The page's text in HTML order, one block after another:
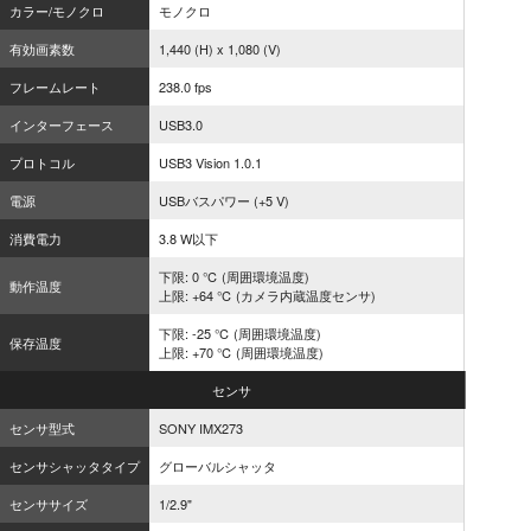
カラー/モノクロ
モノクロ
有効画素数
1,440 (H) x 1,080 (V)
フレームレート
238.0 fps
インターフェース
USB3.0
プロトコル
USB3 Vision 1.0.1
電源
USBバスパワー (+5 V)
消費電力
3.8 W以下
動作温度
下限: 0 ℃ (周囲環境温度)
上限: +64 ℃ (カメラ内蔵温度センサ)
保存温度
下限: -25 ℃ (周囲環境温度)
上限: +70 ℃ (周囲環境温度)
センサ
センサ型式
SONY IMX273
センサシャッタタイプ
グローバルシャッタ
センササイズ
1/2.9"